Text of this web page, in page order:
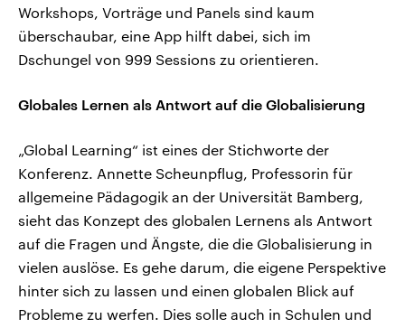
Workshops, Vorträge und Panels sind kaum
überschaubar, eine App hilft dabei, sich im
Dschungel von 999 Sessions zu orientieren.
Globales Lernen als Antwort auf die Globalisierung
„Global Learning“ ist eines der Stichworte der
Konferenz. Annette Scheunpflug, Professorin für
allgemeine Pädagogik an der Universität Bamberg,
sieht das Konzept des globalen Lernens als Antwort
auf die Fragen und Ängste, die die Globalisierung in
vielen auslöse. Es gehe darum, die eigene Perspektive
hinter sich zu lassen und einen globalen Blick auf
Probleme zu werfen. Dies solle auch in Schulen und